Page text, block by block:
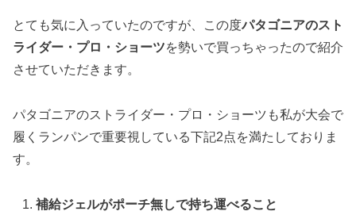
とても気に入っていたのですが、この度パタゴニアのスト
ライダー・プロ・ショーツを勢いで買っちゃったので紹介
させていただきます。
パタゴニアのストライダー・プロ・ショーツも私が大会で
履くランパンで重要視している下記2点を満たしておりま
す。
補給ジェルがポーチ無しで持ち運べること